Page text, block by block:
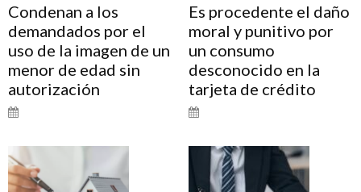
Condenan a los
demandados por el
uso de la imagen de un
menor de edad sin
autorización
Es procedente el daño
moral y punitivo por
un consumo
desconocido en la
tarjeta de crédito